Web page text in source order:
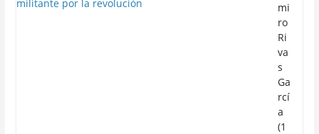
mi
ro
Ri
va
s
Ga
rcí
a
(1